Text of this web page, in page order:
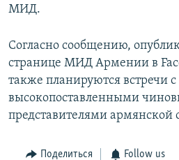
МИД.
Согласно сообщению,
странице МИД Армении в
также планируются встречи с
высокопоставленными
представителями
Поделиться Follow us